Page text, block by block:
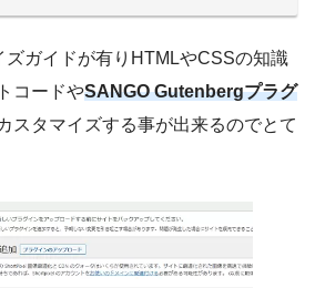
ズガイドが有りHTMLやCSSの知識
コードやSANGO Gutenbergプラグ
スタマイズする事が出来るのでとて